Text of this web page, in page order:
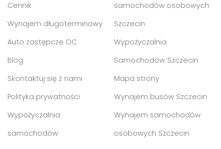
Cennik
Wynajem długoterminowy
Auto zastępcze OC
Blog
Skontaktuj się z nami
Polityka prywatności
Wypożyczalnia
samochodów
samochodów osobowych
Szczecin
Wypożyczalnia
Samochodów Szczecin
Mapa strony
Wynajem busów Szczecin
Wynajem samochodów
osobowych Szczecin